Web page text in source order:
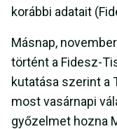
korábbi adatait
Másnap,
történt a Fidesz-
kutatása szerint a
most vasárnapi
győzelmet hozna